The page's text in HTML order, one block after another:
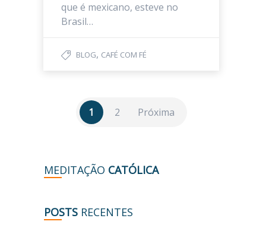
que é mexicano, esteve no
Brasil…
BLOG, CAFÉ COM FÉ
1 2 Próxima
MEDITAÇÃO CATÓLICA
POSTS RECENTES